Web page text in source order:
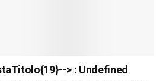
> : Undefined